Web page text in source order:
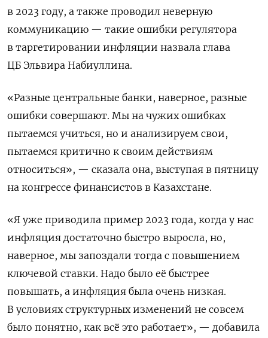
в 2023 году, а также проводил неверную
коммуникацию — такие ошибки регулятора
в таргетировании инфляции назвала глава
ЦБ Эльвира Набиуллина.
«Разные центральные банки, наверное, разные
ошибки совершают. Мы на чужих ошибках
пытаемся учиться, но и анализируем свои,
пытаемся критично к своим действиям
относиться», — сказала она, выступая в пятницу
на конгрессе финансистов в Казахстане​​​.
«Я уже приводила пример 2023 года, когда у нас
инфляция достаточно быстро выросла, но,
наверное, мы запоздали тогда с повышением
ключевой ставки. Надо было её быстрее
повышать, а инфляция была очень низкая.
В условиях структурных изменений не совсем
было понятно, как всё это работает», — добавила